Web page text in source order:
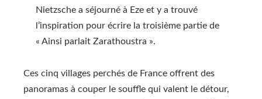
Nietzsche a séjourné à Eze et y a trouvé
l’inspiration pour écrire la troisième partie de
« Ainsi parlait Zarathoustra ».
Ces cinq villages perchés de France offrent des
panoramas à couper le souffle qui valent le détour,